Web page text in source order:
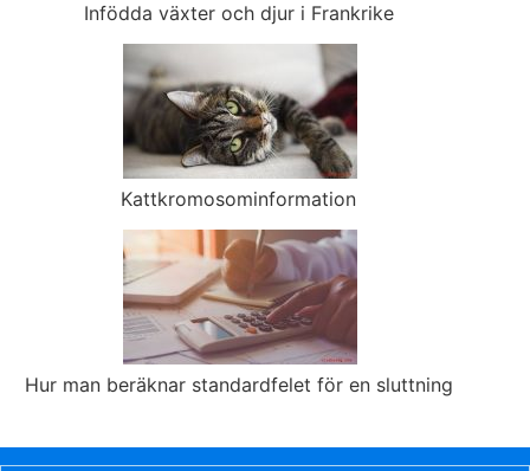
Infödda växter och djur i Frankrike
Kattkromosominformation
Hur man beräknar standardfelet för en sluttning